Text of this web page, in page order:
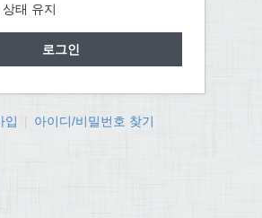
태 유지
입 아이디/비밀번호 찾기